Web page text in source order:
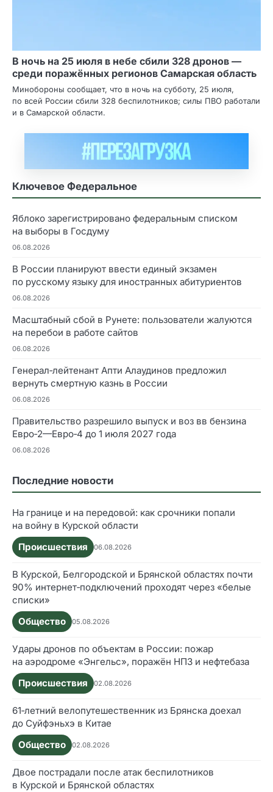
В ночь на 25 июля в небе сбили 328 дронов —
среди поражённых регионов Самарская область
Минобороны сообщает, что в ночь на субботу, 25 июля,
по всей России сбили 328 беспилотников; силы ПВО работали
и в Самарской области.
Ключевое Федеральное
Яблоко зарегистрировано федеральным списком
на выборы в Госдуму
06.08.2026
В России планируют ввести единый экзамен
по русскому языку для иностранных абитуриентов
06.08.2026
Масштабный сбой в Рунете: пользователи жалуются
на перебои в работе сайтов
06.08.2026
Генерал‑лейтенант Апти Алаудинов предложил
вернуть смертную казнь в России
06.08.2026
Правительство разрешило выпуск и воз вв бензина
Евро‑2—Евро‑4 до 1 июля 2027 года
06.08.2026
Последние новости
На границе и на передовой: как срочники попали
на войну в Курской области
Происшествия
06.08.2026
В Курской, Белгородской и Брянской областях почти
90% интернет‑подключений проходят через «белые
списки»
Общество
05.08.2026
Удары дронов по объектам в России: пожар
на аэродроме «Энгельс», поражён НПЗ и нефтебаза
Происшествия
02.08.2026
61‑летний велопутешественник из Брянска доехал
до Суйфэньхэ в Китае
Общество
02.08.2026
Двое пострадали после атак беспилотников
в Курской и Брянской областях